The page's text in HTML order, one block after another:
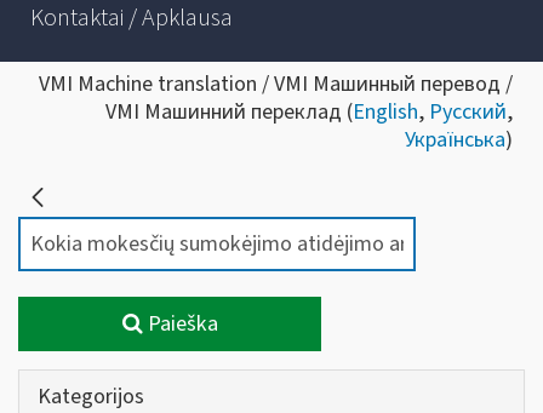
Kontaktai / Apklausa
VMI Machine translation / VMI Машинный перевод /
VMI Машинний переклад (English, Русский,
Українська)
Paieška
Kategorijos